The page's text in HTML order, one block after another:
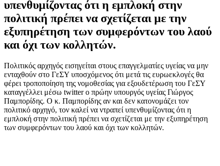
υπενθυμίζοντας ότι η εμπλοκή στην
πολιτική πρέπει να σχετίζεται με την
εξυπηρέτηση των συμφερόντων του λαού
και όχι των κολλητών.
Πολιτικός αρχηγός εισηγείται στους επαγγελματίες υγείας να μην
ενταχθούν στο ΓεΣΥ υποσχόμενος ότι μετά τις ευρωεκλογές θα
φέρει τροποποίηση της νομοθεσίας για εξουδετέρωση του ΓεΣΥ
καταγγέλλει μέσω twitter ο πρώην υπουργός υγείας Γιώργος
Παμπορίδης. Ο κ. Παμπορίδης αν και δεν κατονομάζει τον
πολιτικό αρχηγό, τον καλεί να ντραπεί υπενθυμίζοντας ότι η
εμπλοκή στην πολιτική πρέπει να σχετίζεται με την εξυπηρέτηση
των συμφερόντων του λαού και όχι των κολλητών.